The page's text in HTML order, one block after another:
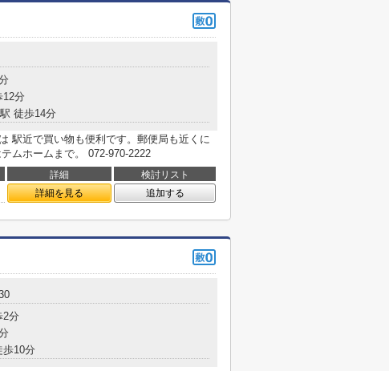
12分
駅 徒歩14分
駅近で買い物も便利です。郵便局も近くに
ムホームまで。 072-970-2222
詳細 検討リスト
詳細を見る 追加する
2分
歩10分